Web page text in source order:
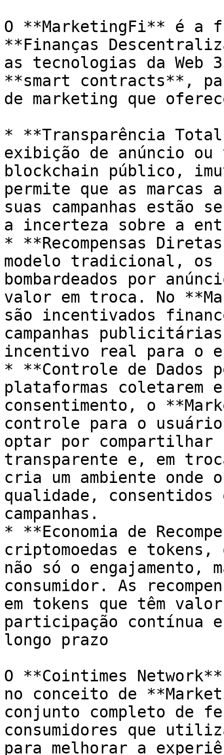
O **MarketingFi** é a
**Finanças
as tecnologias da Web
**smart contracts**,
de marketing que
* **Transparência
exibição de anúncio ou
blockchain público,
permite que as marcas
suas campanhas estão
a incerteza sobre a
* **Recompensas
modelo tradicional, os
bombardeados por
valor em troca. No
são incentivados
campanhas
incentivo real para o
* **Controle de Dados
plataformas coletarem
consentimento, o
controle para o usuário.
optar por compartilhar
transparente e, em
cria um ambiente onde
qualidade,
campanhas.
* **Economia de
criptomoedas e
não só o engajamento,
consumidor. As
em tokens que têm
participação contínua e
longo prazo
O **Cointimes
no conceito de
conjunto completo de
consumidores que
para melhorar a